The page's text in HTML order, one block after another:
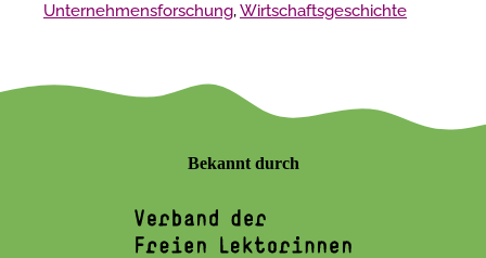
Unternehmensforschung,Wirtschaftsgeschichte
Bekannt durch